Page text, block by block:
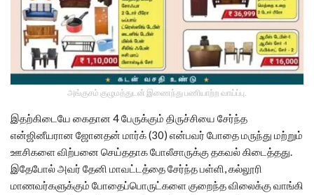
அங்குசம் குழுமத்துடன் இணைந்து பணியாற்ற வாய்ப்பு.
இதற்கிடையே கைதான 4 பேருக்கும் திருச்சியை சேர்ந்த
என்ஜினீயரான ஜோனதன் மார்க் (30) என்பவர் போதை மருந்து மற்றும்
ஊசிகளை விற்பனை செய்ததாக போலீசாருக்கு தகவல் கிடைத்தது.
இதேபோல் அவர் தேனி மாவட்டத்தை சேர்ந்த பள்ளி, கல்லூரி
மாணவர்களுக்கும் போதைப்பொருட்களை குறைந்த விலைக்கு வாங்கி